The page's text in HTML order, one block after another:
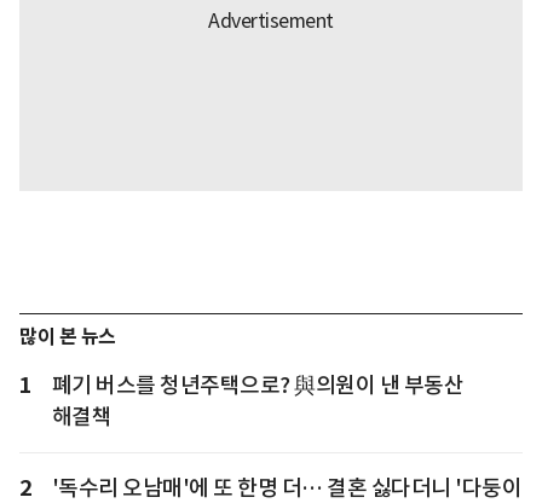
많이 본 뉴스
1
폐기 버스를 청년주택으로? 與의원이 낸 부동산
해결책
2
'독수리 오남매'에 또 한명 더… 결혼 싫다더니 '다둥이